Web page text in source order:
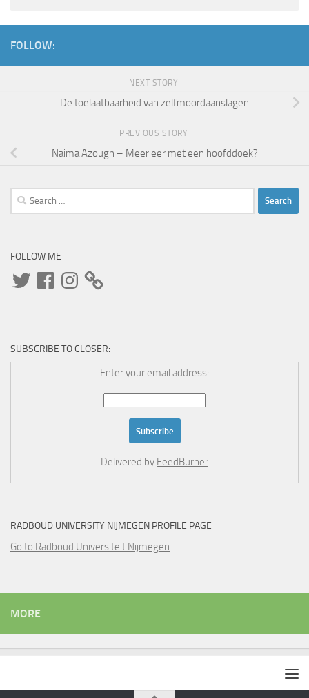
FOLLOW:
NEXT STORY
De toelaatbaarheid van zelfmoordaanslagen
PREVIOUS STORY
Naima Azough – Meer eer met een hoofddoek?
Search
for:
FOLLOW ME
TwitterFacebookInstagram
SUBSCRIBE TO CLOSER:
Enter your email address:
Delivered by FeedBurner
RADBOUD UNIVERSITY NIJMEGEN PROFILE PAGE
Go to Radboud Universiteit Nijmegen
MORE